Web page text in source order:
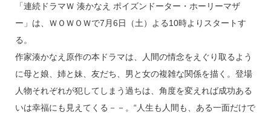
「連続ドラマＷ 湊かなえ ポイズンドーター・ホーリーマザ
ー」は、ＷＯＷＯＷで7月6日（土）よる10時よりスタートす
る。
作家湊かなえ原作の本ドラマは、人間の情念をえぐり取るよう
に母と娘、姉と妹、友だち、男と女の複雑な関係を描く。登場
人物それぞれが犯してしまう過ちは、角度を変えれば成功ある
いは幸福にも見えてくる－－。“人生も人間も、ある一面だけで